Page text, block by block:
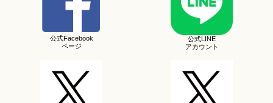
公式Facebook
ページ
公式LINE
アカウント